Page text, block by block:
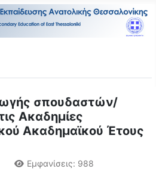
σπουδαστών/
Ακαδημίες
Ακαδημαϊκού Έτους
Εμφανίσεις: 988